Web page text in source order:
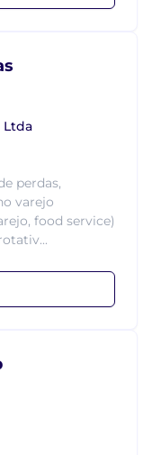
Ltda
perdas,
varejo
food service)